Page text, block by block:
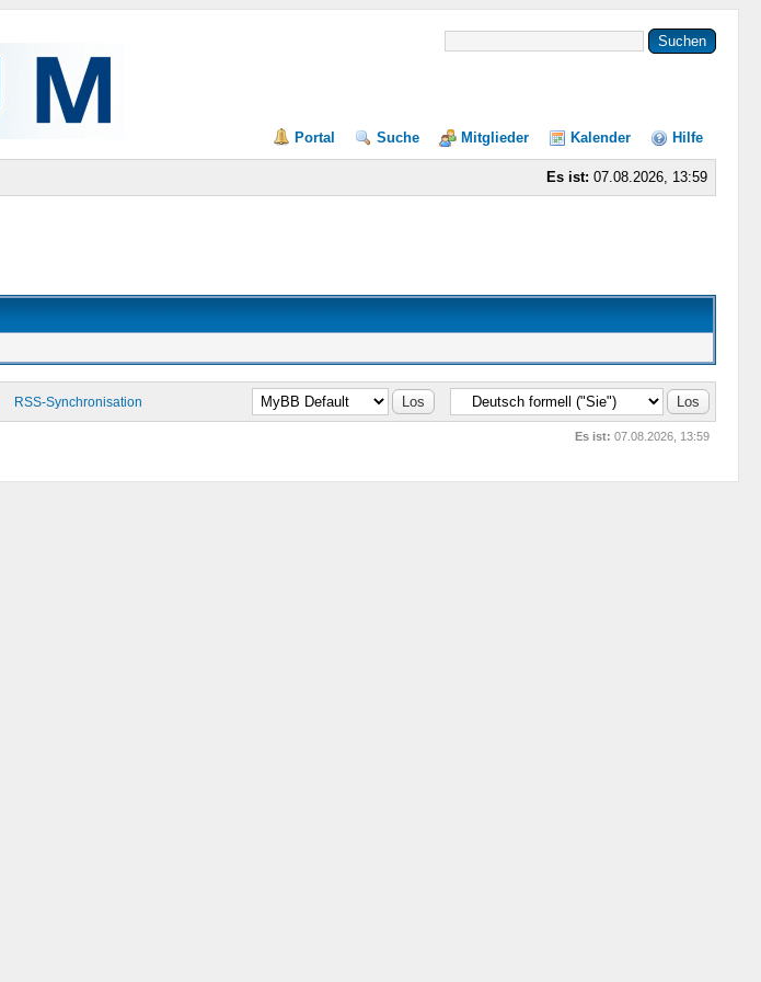
Portal Suche Mitglieder Kalender Hilfe
Es ist: 07.08.2026, 13:59
RSS-Synchronisation
Es ist: 07.08.2026, 13:59